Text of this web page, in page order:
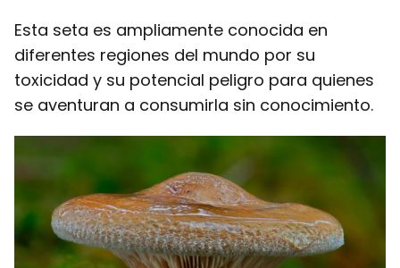
Esta seta es ampliamente conocida en
diferentes regiones del mundo por su
toxicidad y su potencial peligro para quienes
se aventuran a consumirla sin conocimiento.